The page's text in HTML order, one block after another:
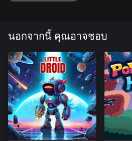
นอกจากนี้ คุณอาจชอบ